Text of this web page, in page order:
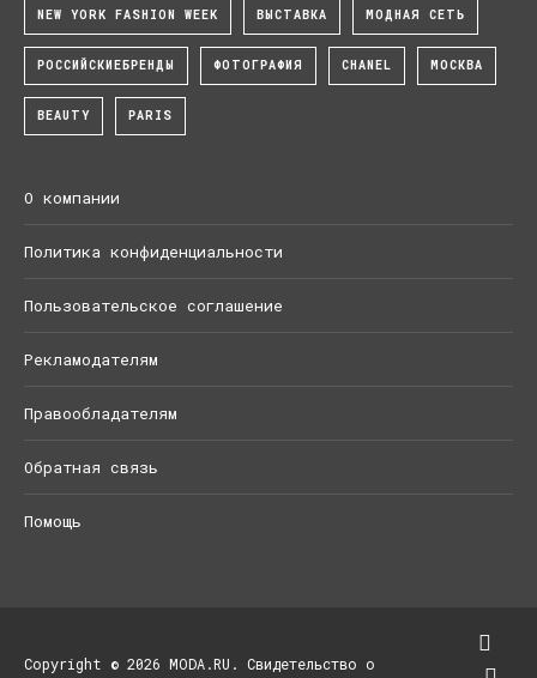
NEW YORK FASHION WEEK ВЫСТАВКА МОДНАЯ СЕТЬ
РОССИЙСКИЕБРЕНДЫ ФОТОГРАФИЯ CHANEL МОСКВА
BEAUTY PARIS
О компании
Политика конфиденциальности
Пользовательское соглашение
Рекламодателям
Правообладателям
Обратная связь
Помощь
Copyright © 2026 MODA.RU. Свидетельство о